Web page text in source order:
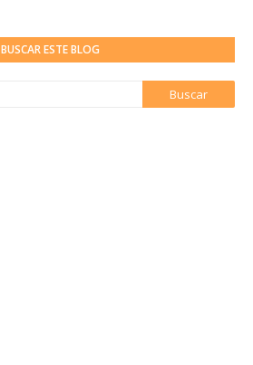
BUSCAR ESTE BLOG